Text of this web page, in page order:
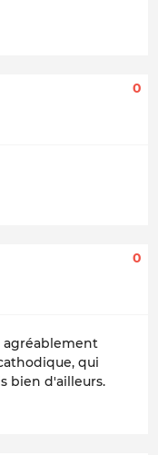
0
0
agréablement
qui
bien d'ailleurs.